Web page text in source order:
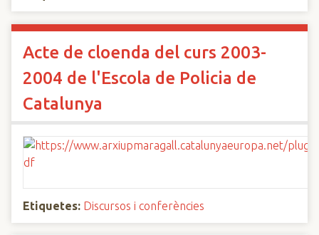
Acte de cloenda del curs 2003-
2004 de l'Escola de Policia de
Catalunya
Etiquetes: Discursos i conferències